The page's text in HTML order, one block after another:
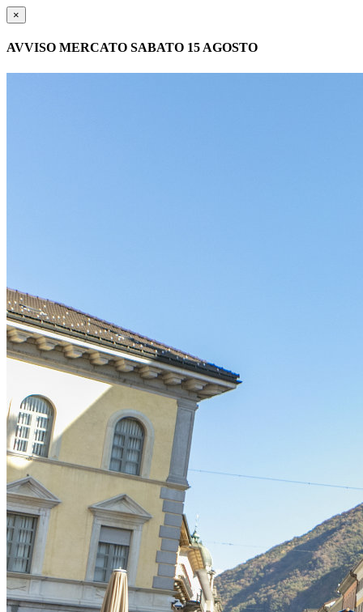
×
AVVISO MERCATO SABATO 15 AGOSTO